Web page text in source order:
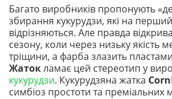
Багато виробників пропонують
збирання кукурудзи, які на
відрізняються. Але правда
сезону, коли через низьку якість
тріщини, а фарба злазить
Жатокламає цей стереотип у
кукурудзи. Кукурудзяна жатка
симбіоз простоти та преміальних